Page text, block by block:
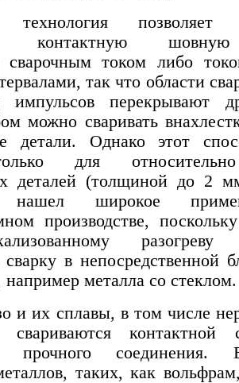
технология позволяет
контактную
сварочным током либо
так что области
импульсов перекрывают
можно сваривать
детали. Однако этот
для
деталей (толщиной до 2
широкое
производстве,
разогреву
сварку в непосредственной
металла со стеклом.
и их сплавы, в том числе
свариваются контактной
прочного соединения.
таких, как